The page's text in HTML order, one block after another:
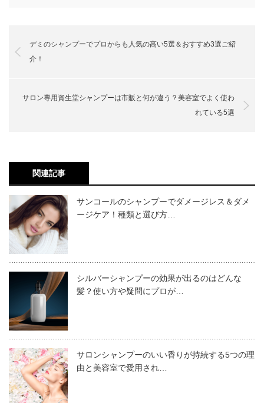
美容アイテムの先駆者でもアリミノは、1946年に創業し
た70年以上の歴史がある企業です。日本ならではの美意識
や感性にこだわりがあるアリミノは”Born in Japan”を大切
に商品の開発や研究を行っていて、高品質で安心して使用
できる多数の美容アイテムをサロン専売で販売していま
す。
国内の美容業界の先駆けでもあるアリミノは、国内初の新
しい商品も積極的に生み出しています。その代表的な商品
というのがコールドパーマ液やエアゾール式ヘアスプレー
外回りで動き回る男性にもピッタリの”アリミノ メ
ン”シリーズから選ばれたのが、髪と頭皮の汚れをも
っちり泡でしっかりと落としてくれる、こちらの商品
です。アロマティック・シトラスの爽やかな香りが、
汚れを落とした後の洗い上がった髪を包みます。
メーカー アリミノ
サイズ
デミのシャンプーでプロからも人気の高い5選＆おすすめ3選ご紹
介！
サロン専用資生堂シャンプーは市販と何が違う？美容室でよく使わ
れている5選
関連記事
サンコールのシャンプーでダメージレス＆ダメ
ージケア！種類と選び方…
シルバーシャンプーの効果が出るのはどんな
髪？使い方や疑問にプロが…
サロンシャンプーのいい香りが持続する5つの理
由と美容室で愛用され…